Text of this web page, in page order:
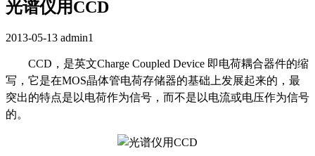
光谱仪用CCD
2013-05-13 admin1
CCD，是英文Charge Coupled Device 即电荷耦合器件的缩
写，它是在MOS晶体管电荷存储器的基础上发展起来的，最
突出的特点是以电荷作为信号，而不是以电流或电压作为信号
的。